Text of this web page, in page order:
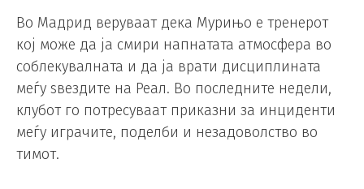
Во Мадрид веруваат дека Мурињо е тренерот
кој може да ја смири напнатата атмосфера во
соблекувалната и да ја врати дисциплината
меѓу ѕвездите на Реал. Во последните недели,
клубот го потресуваат приказни за инциденти
меѓу играчите, поделби и незадоволство во
тимот.